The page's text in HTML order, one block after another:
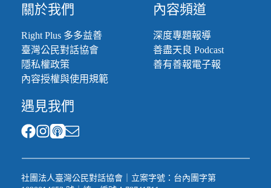
關於我們
Right Plus 多多益善
臺灣公民對話協會
隱私權政策
內容授權與使用規範
內容頻道
深度專題報導
善盡天良 Podcast
善有善報電子報
遇見我們
社團法人臺灣公民對話協會｜立案字號：台內團字第